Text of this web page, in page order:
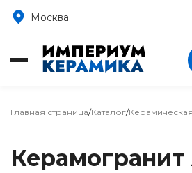
Москва
Главная страница/Каталог/
Керамогранит